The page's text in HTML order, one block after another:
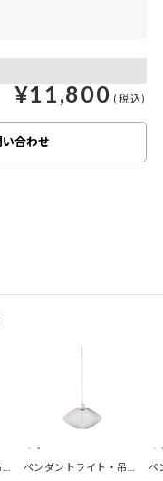
¥11,800
合わせ